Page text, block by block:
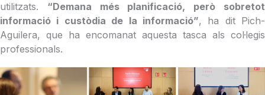
utilitzats. “Demana més planificació, però sobretot
informació i custòdia de la informació”, ha dit Pich-
Aguilera, que ha encomanat aquesta tasca als col·legis
professionals.